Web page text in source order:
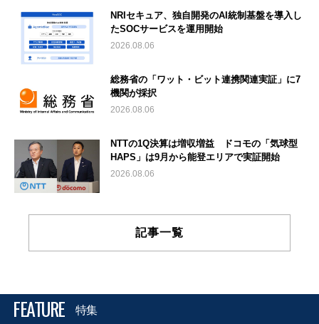
NRIセキュア、独自開発のAI統制基盤を導入し
たSOCサービスを運用開始
2026.08.06
総務省の「ワット・ビット連携関連実証」に7
機関が採択
2026.08.06
NTTの1Q決算は増収増益 ドコモの「気球型
HAPS」は9月から能登エリアで実証開始
2026.08.06
記事一覧
FEATURE 特集